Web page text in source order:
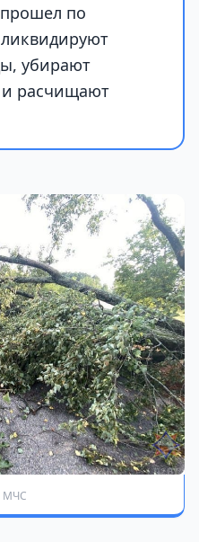
по
убирают
и расчищают
МЧС